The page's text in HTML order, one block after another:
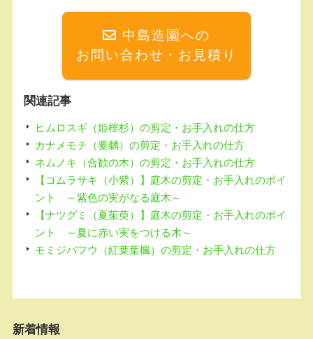
k
中島造園への
お問い合わせ・お見積り
関連記事
ヒムロスギ（姫榁杉）の剪定・お手入れの仕方
カナメモチ（要黐）の剪定・お手入れの仕方
ネムノキ（合歓の木）の剪定・お手入れの仕方
【コムラサキ（小紫）】庭木の剪定・お手入れのポイ
ント ～紫色の実がなる庭木～
【ナツグミ（夏茱萸）】庭木の剪定・お手入れのポイ
ント ～夏に赤い実をつける木～
モミジバフウ（紅葉葉楓）の剪定・お手入れの仕方
新着情報